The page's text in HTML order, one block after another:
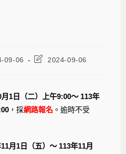
09-06 2024-09-06
1日（二）上午9:00～ 113年
，採網路報名 。逾時不受
月1日（五）～ 113年11月